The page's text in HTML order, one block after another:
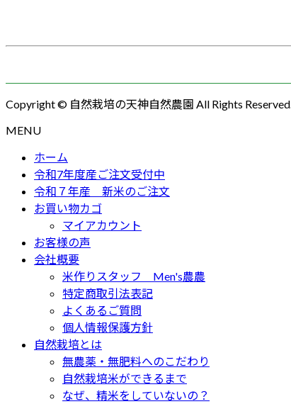
Copyright © 自然栽培の天神自然農園 All Rights Reserved.
MENU
ホーム
令和7年度産ご注文受付中
令和７年産 新米のご注文
お買い物カゴ
マイアカウント
お客様の声
会社概要
米作りスタッフ Men's農農
特定商取引法表記
よくあるご質問
個人情報保護方針
自然栽培とは
無農薬・無肥料へのこだわり
自然栽培米ができるまで
なぜ、精米をしていないの？